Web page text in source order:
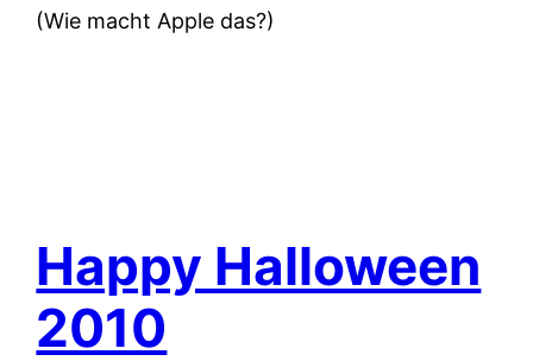
(Wie macht Apple das?)
Happy Halloween
2010